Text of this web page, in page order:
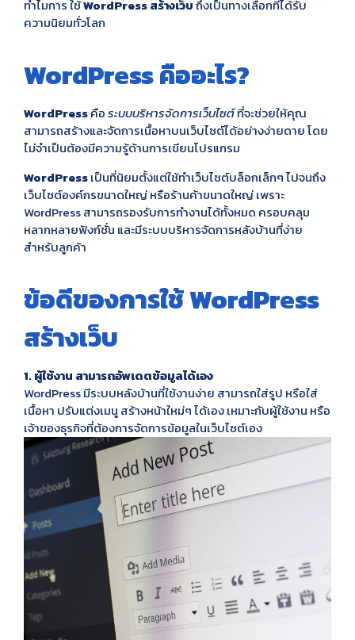
ทำไมการ ใช้WordPress สร้างเว็บถึงเป็นทางเลือกที่ได้รับ
ความนิยมทั่วโลก
WordPress คืออะไร?
WordPressคือระบบบริหารจัดการเว็บไซต์ที่จะช่วยให้คุณ
สามารถสร้างและจัดการเนื้อหาบนเว็บไซต์ได้อย่างง่ายดาย โดย
ไม่จำเป็นต้องมีความรู้ด้านการเขียนโปรแกรม
WordPressเป็นที่นิยมตั้งแต่ใช้ทำเว็บไซต์บล็อกเล็กๆ ไปจนถึง
เว็บไซต์องค์กรขนาดใหญ่ หรือร้านค้าขนาดใหญ่ เพราะ
WordPress สามารถรองรับการทำงานได้ทั้งหมด ครอบคลุม
หลากหลายฟังก์ชั่น และมีระบบบริหารจัดการหลังบ้านที่ง่าย
สำหรับลูกค้า
ข้อดีของการใช้ WordPress
สร้างเว็บ
1. ผู้ใช้งาน สามารถอัพเดตข้อมูลได้เอง
WordPress มีระบบหลังบ้านที่ใช้งานง่าย สามารถใส่รูป หรือใส่
เนื้อหา ปรับแต่งเมนู สร้างหน้าใหม่ๆ ได้เอง เหมาะกับผู้ใช้งาน หรือ
เจ้าของธุรกิจที่ต้องการจัดการข้อมูลในเว็บไซต์เอง